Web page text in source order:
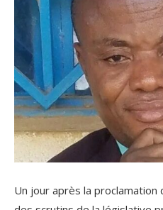
Un jour après la